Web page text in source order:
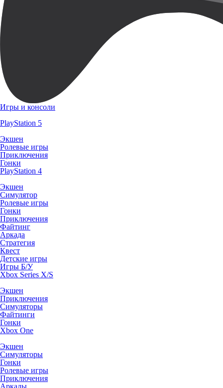
Игры и консоли
PlayStation 5
Экшен
Ролевые игры
Приключения
Гонки
PlayStation 4
Экшен
Симулятор
Ролевые игры
Гонки
Приключения
Файтинг
Аркада
Стратегия
Квест
Детские игры
Игры Б/У
Xbox Series X/S
Экшен
Приключения
Симуляторы
Файтинги
Гонки
Xbox One
Экшен
Симуляторы
Гонки
Ролевые игры
Приключения
Аркады